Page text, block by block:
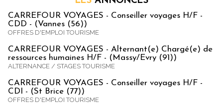
CARREFOUR VOYAGES - Conseiller voyages H/F -
CDD - (Vannes (56))
OFFRES D'EMPLOI TOURISME
CARREFOUR VOYAGES - Alternant(e) Chargé(e) de
ressources humaines H/F - (Massy/Evry (91))
ALTERNANCE / STAGES TOURISME
CARREFOUR VOYAGES - Conseiller voyages H/F -
CDI - (St Brice (77))
OFFRES D'EMPLOI TOURISME